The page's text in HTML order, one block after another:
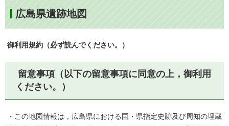
広島県遺跡地図
御利用規約（必ず読んでください。）
留意事項（以下の留意事項に同意の上，御利用
ください。）
・この地図情報は，広島県における国・県指定史跡及び周知の埋蔵